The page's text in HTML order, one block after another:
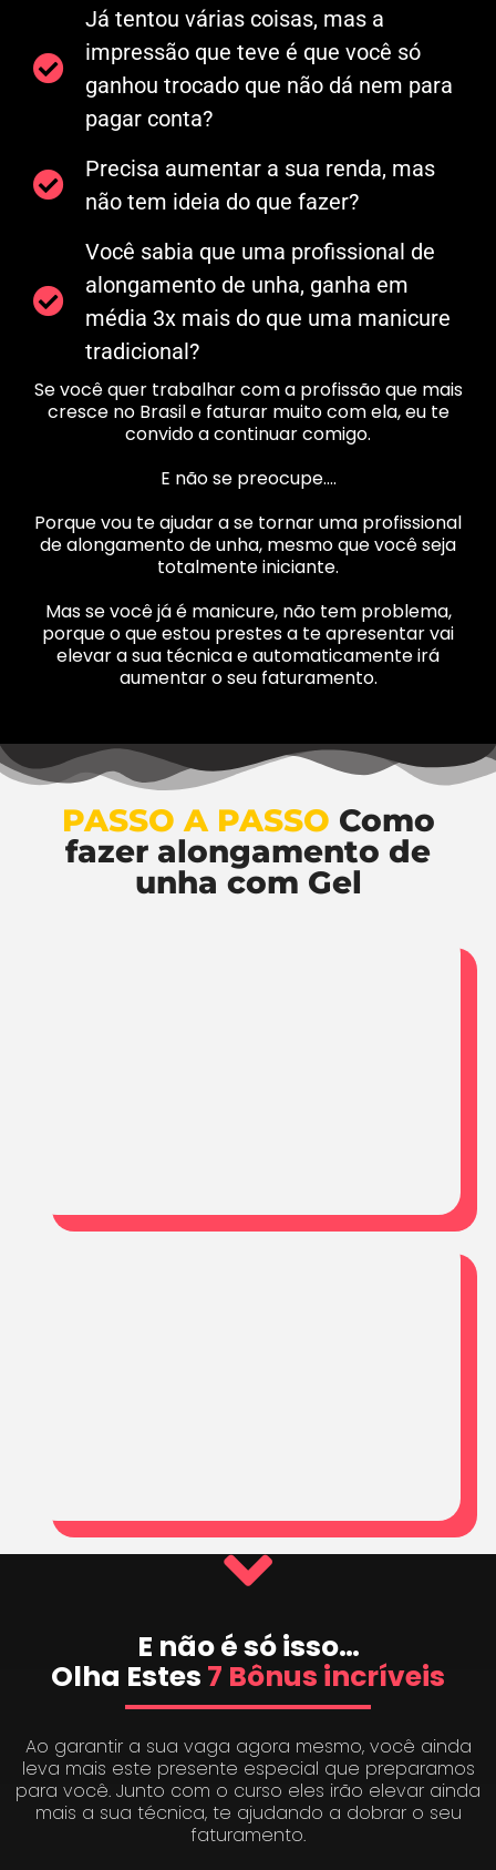
Já tentou várias coisas, mas a
impressão que teve é que você só
ganhou trocado que não dá nem para
pagar conta?
Precisa aumentar a sua renda, mas
não tem ideia do que fazer?
Você sabia que uma profissional de
alongamento de unha, ganha em
média 3x mais do que uma manicure
tradicional?
Se você quer trabalhar com a profissão que mais
cresce no Brasil e faturar muito com ela, eu te
convido a continuar comigo.
E não se preocupe….
Porque vou te ajudar a se tornar uma profissional
de alongamento de unha, mesmo que você seja
totalmente iniciante.
Mas se você já é manicure, não tem problema,
porque o que estou prestes a te apresentar vai
elevar a sua técnica e automaticamente irá
aumentar o seu faturamento.
PASSO A PASSO Como
fazer alongamento de
unha com Gel
E não é só isso…
Olha Estes 7 Bônus incríveis
Ao garantir a sua vaga agora mesmo, você ainda
leva mais este presente especial que preparamos
para você. Junto com o curso eles irão elevar ainda
mais a sua técnica, te ajudando a dobrar o seu
faturamento.